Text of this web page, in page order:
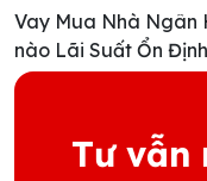
Vay Mua Nhà Ngân
nào Lãi Suất Ổn Định
Tư vẫn